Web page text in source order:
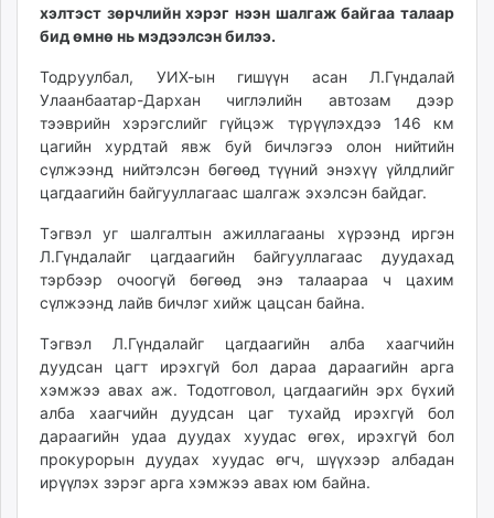
mass.mn
unegui.mn
assa.mn
toim.mn
tac.mn
paparazzi.mn
unread.today
хэлтэст зөрчлийн хэрэг нээн шалгаж байгаа талаар
бид өмнө нь мэдээлсэн билээ.
Тодруулбал, УИХ-ын гишүүн асан Л.Гүндалай
Улаанбаатар-Дархан чиглэлийн автозам дээр
тээврийн хэрэгслийг гүйцэж түрүүлэхдээ 146 км
цагийн хурдтай явж буй бичлэгээ олон нийтийн
сүлжээнд нийтэлсэн бөгөөд түүний энэхүү үйлдлийг
цагдаагийн байгууллагаас шалгаж эхэлсэн байдаг.
Тэгвэл уг шалгалтын ажиллагааны хүрээнд иргэн
Л.Гүндалайг цагдаагийн байгууллагаас дуудахад
тэрбээр очоогүй бөгөөд энэ талаараа ч цахим
сүлжээнд лайв бичлэг хийж цацсан байна.
Тэгвэл Л.Гүндалайг цагдаагийн алба хаагчийн
дуудсан цагт ирэхгүй бол дараа дараагийн арга
хэмжээ авах аж. Тодотговол, цагдаагийн эрх бүхий
алба хаагчийн дуудсан цаг тухайд ирэхгүй бол
дараагийн удаа дуудах хуудас өгөх, ирэхгүй бол
прокурорын дуудах хуудас өгч, шүүхээр албадан
ирүүлэх зэрэг арга хэмжээ авах юм байна.